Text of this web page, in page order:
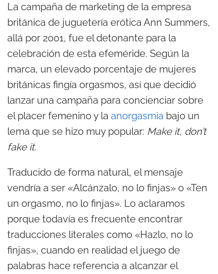
La campaña de marketing de la empresa
británica de juguetería erótica Ann Summers,
allá por 2001, fue el detonante para la
celebración de esta efeméride. Según la
marca, un elevado porcentaje de mujeres
británicas fingía orgasmos, así que decidió
lanzar una campaña para concienciar sobre
el placer femenino y la anorgasmia bajo un
lema que se hizo muy popular: Make it, don’t
fake it.
Traducido de forma natural, el mensaje
vendría a ser «Alcánzalo, no lo finjas» o «Ten
un orgasmo, no lo finjas». Lo aclaramos
porque todavía es frecuente encontrar
traducciones literales como «Hazlo, no lo
finjas», cuando en realidad el juego de
palabras hace referencia a alcanzar el